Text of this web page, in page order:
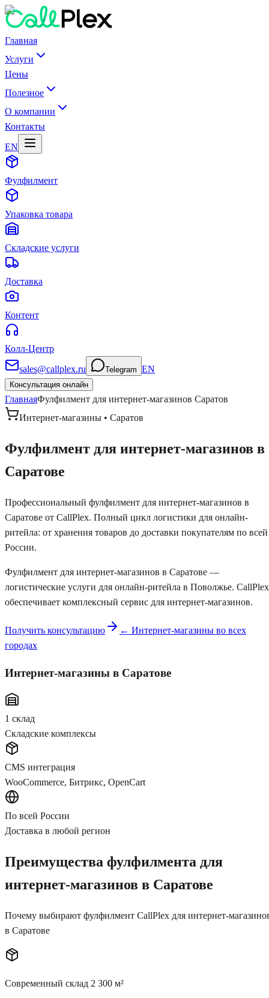
Главная
Услуги
Цены
Полезное
О компании
Контакты
EN
Фулфилмент
Упаковка товара
Складские услуги
Доставка
Контент
Колл-Центр
sales@callplex.ru
Telegram EN
Консультация онлайн
ГлавнаяФулфилмент для интернет-магазинов Саратов
Интернет-магазины • Саратов
Фулфилмент для интернет-магазинов в
Саратове
Профессиональный фулфилмент для интернет-магазинов в
Саратове от CallPlex. Полный цикл логистики для онлайн-
ритейла: от хранения товаров до доставки покупателям по всей
России.
Фулфилмент для интернет-магазинов в Саратове —
логистические услуги для онлайн-ритейла в Поволжье. CallPlex
обеспечивает комплексный сервис для интернет-магазинов.
Получить консультацию
← Интернет-магазины во всех
городах
Интернет-магазины в Саратове
1 склад
Складские комплексы
CMS интеграция
WooCommerce, Битрикс, OpenCart
По всей России
Доставка в любой регион
Преимущества фулфилмента для
интернет-магазинов в Саратове
Почему выбирают фулфилмент CallPlex для интернет-
в Саратове
Современный склад 2 300 м²